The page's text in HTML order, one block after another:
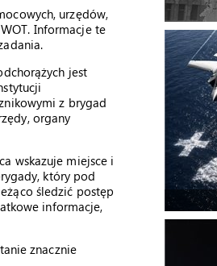
urzędów,
Informacje te
jest
z brygad
organy
wskazuje miejsce i
który pod
śledzić postęp
informacje,
znacznie